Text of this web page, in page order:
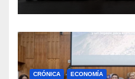
CRÓNICA ECONOMÍA